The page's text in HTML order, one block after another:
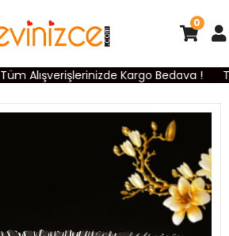
Tüm Alışverişlerinizde Kargo Bedava !
0